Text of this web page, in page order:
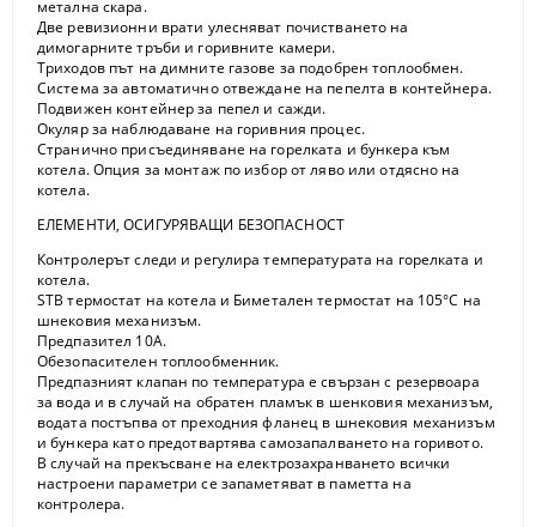
метална скара.
Две ревизионни врати улесняват почистването на
димогарните тръби и горивните камери.
Триходов път на димните газове за подобрен топлообмен.
Система за автоматично отвеждане на пепелта в контейнера.
Подвижен контейнер за пепел и сажди.
Окуляр за наблюдаване на горивния процес.
Странично присъединяване на горелката и бункера към
котела. Опция за монтаж по избор от ляво или отдясно на
котела.
ЕЛЕМЕНТИ, ОСИГУРЯВАЩИ БЕЗОПАСНОСТ
Контролерът следи и регулира температурата на горелката и
котела.
STB термостат на котела и Биметален термостат на 105°С на
шнековия механизъм.
Предпазител 10А.
Обезопасителен топлообменник.
Предпазният клапан по температура е свързан с резервоара
за вода и в случай на обратен пламък в шенковия механизъм,
водата постъпва от преходния фланец в шнековия механизъм
и бункера като предотвартява самозапалването на горивото.
В случай на прекъсване на електрозахранването всички
настроени параметри се запаметяват в паметта на
контролера.